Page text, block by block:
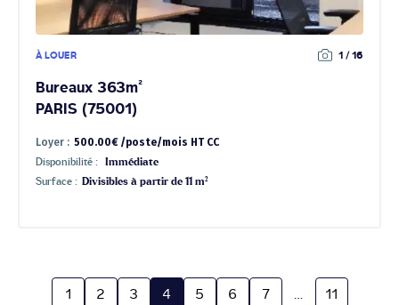
À LOUER 1 / 16
Bureaux 363m²
PARIS (75001)
Loyer : 500.00€ /poste/mois HT CC
Disponibilité :
Immédiate
Surface : Divisibles à partir de 11 m²
1 2 3 4 5 6 7 11